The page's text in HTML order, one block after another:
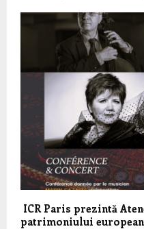
ICR Paris prezintă
patrimoniului european